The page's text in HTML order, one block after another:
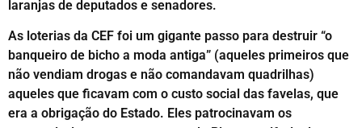
laranjas de deputados e senadores.
As loterias da CEF foi um gigante passo para destruir “o
banqueiro de bicho a moda antiga” (aqueles primeiros que
não vendiam drogas e não comandavam quadrilhas)
aqueles que ficavam com o custo social das favelas, que
era a obrigação do Estado. Eles patrocinavam os